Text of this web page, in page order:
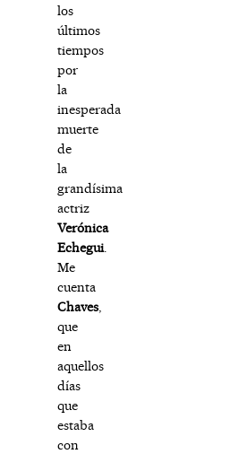
los
últimos
tiempos
por
la
inesperada
muerte
de
la
grandísima
actriz
Verónica
Echegui.
Me
cuenta
Chaves,
que
en
aquellos
días
que
estaba
con